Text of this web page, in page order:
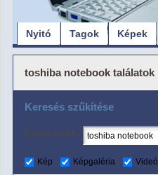
Nyitó Tagok Képek
toshiba notebook találatok
Keresés szűkítése
Kulcsszavak:
Kép Képgaléria Videó